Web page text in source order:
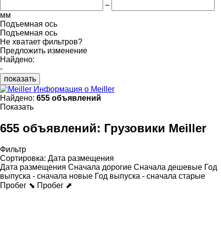
–
мм
Подъемная ось
Подъемная ось
Не хватает фильтров?
Предложить изменение
Найдено:
-
показать
Информация о Meiller
Найдено: 655 объявлений
Показать
655 объявлений: Грузовики Meiller
Фильтр
Сортировка: Дата размещения
Дата размещения Сначала дорогие Сначала дешевые Год
выпуска - сначала новые Год выпуска - сначала старые
Пробег ⬊ Пробег ⬈